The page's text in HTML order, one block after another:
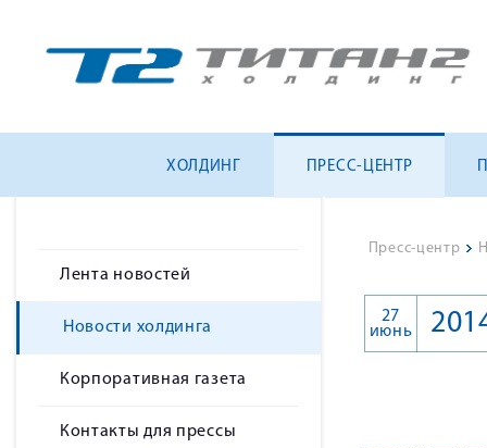
ХОЛДИНГ ПРЕСС-ЦЕНТР
Лента новостей
Новости холдинга
Корпоративная газета
Контакты для прессы
Пресс-центр >
27
июнь